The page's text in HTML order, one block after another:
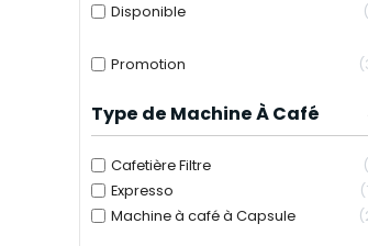
Disponible
Promotion
Type de Machine À Café
Cafetière Filtre
Expresso
Machine à café à Capsule